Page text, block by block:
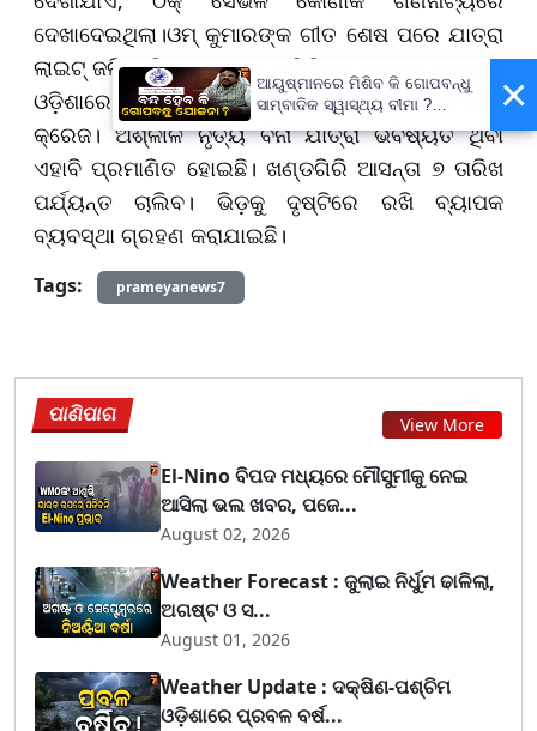
ଦେଖାଦେଇଥିଲା।ଓମ୍ କୁମାରଙ୍କ ଗୀତ ଶେଷ ପରେ ଯାତ୍ରା
ଲାଇଟ୍ ଜଳି ଉଠିଥିଲା। ଆପଣ ଏତିକିରେ ଅନୁମାନ କରୁଥିବେ
ଓଡ଼ିଶାରେ କେବଳ ଯାତ୍ରା ନୁହେଁ, ବରଂ ମେଲୋଡି ପାଇଁ ରହିଛି
କ୍ରେଜ। ଅଶ୍ଳୀଳ ନୃତ୍ୟ ବିନା ଯାତ୍ରା ଭବିଷ୍ୟତ ଥିବା
ଏହାବି ପ୍ରମାଣିତ ହୋଇଛି। ଖଣ୍ଡଗିରି ଆସନ୍ତା ୭ ତାରିଖ
ପର୍ଯ୍ୟନ୍ତ ଚାଲିବ। ଭିଡ଼କୁ ଦୃଷ୍ଟିରେ ରଖି ବ୍ୟାପକ
ବ୍ୟବସ୍ଥା ଗ୍ରହଣ କରାଯାଇଛି।
Tags: prameyanews7
ପାଣିପାଗ View More
El-Nino ବିପଦ ମଧ୍ୟରେ ମୌସୁମୀକୁ ନେଇ
ଆସିଲା ଭଲ ଖବର, ପଜେ...
August 02, 2026
Weather Forecast : ଜୁଲାଇ ନିର୍ଧୁମ ଢାଳିଲା,
ଅଗଷ୍ଟ ଓ ସ...
August 01, 2026
Weather Update : ଦକ୍ଷିଣ-ପଶ୍ଚିମ
ଓଡ଼ିଶାରେ ପ୍ରବଳ ବର୍ଷ...
×
ଆୟୁଷ୍ମାନରେ ମିଶିବ କି ଗୋପବନ୍ଧୁ
ସାମ୍ବାଦିକ ସ୍ୱାସ୍ଥ୍ୟ ବୀମା ?
ସ୍ୱାସ୍ଥ୍ୟମନ୍ତ୍ରୀ କହିଲେ- ସରକାର
କରିବେ ତର୍ଜମା